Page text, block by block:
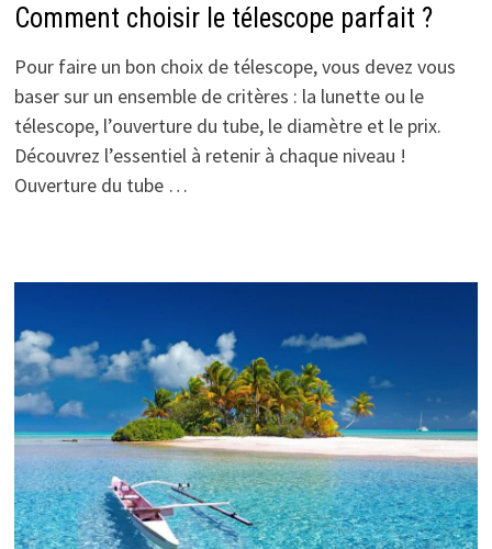
Comment choisir le télescope parfait ?
Pour faire un bon choix de télescope, vous devez vous
baser sur un ensemble de critères : la lunette ou le
télescope, l’ouverture du tube, le diamètre et le prix.
Découvrez l’essentiel à retenir à chaque niveau !
Ouverture du tube …